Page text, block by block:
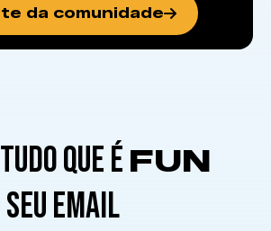
da comunidade
QUE É FUN
EMAIL